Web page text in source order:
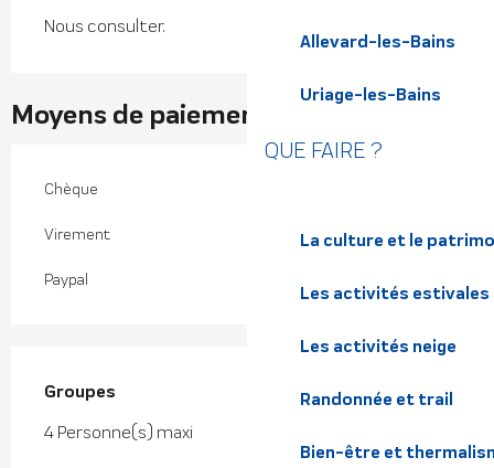
Allevard-les-Bains
Uriage-les-Bains
QUE FAIRE ?
La culture et le
Les activités estivales
Les activités neige
Randonnée et trail
Bien-être et
Nous consulter.
Moyens de paiement
Chèque
Virement
Paypal
Groupes
Groupes
4 Personne(s) maxi